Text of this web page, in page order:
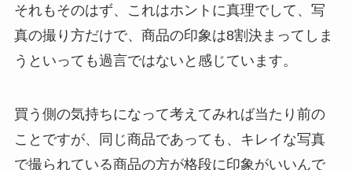
それもそのはず、これはホントに真理でして、写
真の撮り方だけで、商品の印象は8割決まってしま
うといっても過言ではないと感じています。
買う側の気持ちになって考えてみれば当たり前の
ことですが、同じ商品であっても、キレイな写真
で撮られている商品の方が格段に印象がいいんで